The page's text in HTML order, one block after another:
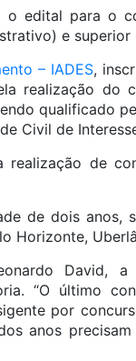
edital para o
e superior
– IADES,
realização
qualificado
Civil de
realização de
de dois
Horizonte,
David,
“O último
por
anos